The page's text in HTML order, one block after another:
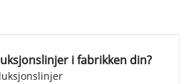
i fabrikken din?